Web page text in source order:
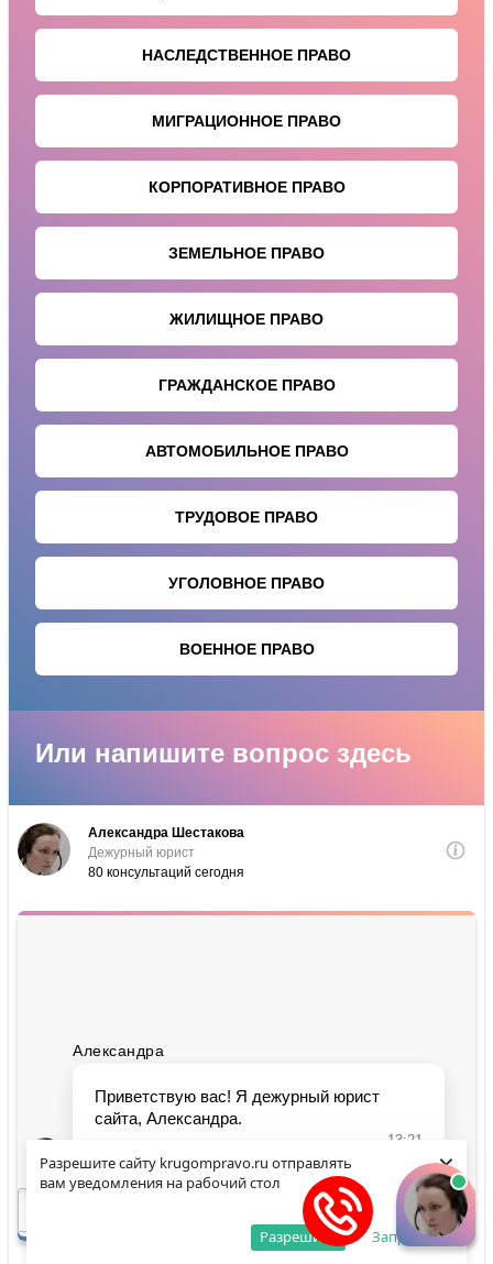
Разрешите сайту krugompravo.ru отправлять
вам уведомления на рабочий стол
Запретить
Разрешить
×